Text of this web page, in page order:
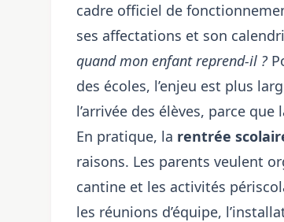
cadre officiel de
ses affectations et son
quand mon enfant reprend-il ?
des écoles, l’enjeu est plus
l’arrivée des élèves, parce
En pratique, la rentrée
raisons. Les parents veulent
cantine et les activités
les réunions d’équipe,